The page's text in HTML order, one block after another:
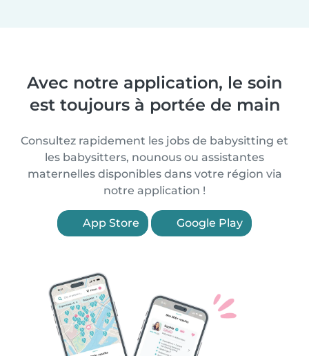
Avec notre application, le soin
est toujours à portée de main
Consultez rapidement les jobs de babysitting et
les babysitters, nounous ou assistantes
maternelles disponibles dans votre région via
notre application !
App Store Google Play